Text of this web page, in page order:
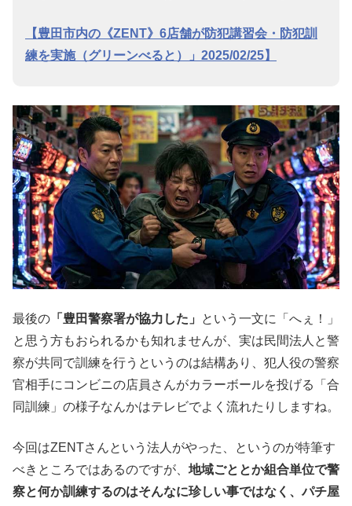
【豊田市内の《ZENT》6店舗が防犯講習会・防犯訓
練を実施（グリーンべると）」2025/02/25】
最後の 「豊田警察署が協力した」
という一文に「へぇ！」
と思う方もおられるかも知れませんが、実は民間法人と警
察が共同で訓練を行うというのは結構あり、犯人役の警察
官相手にコンビニの店員さんがカラーボールを投げる「合
同訓練」の様子なんかはテレビでよく流れたりしますね。
今回はZENTさんという法人がやった、というのが特筆す
べきところではあるのですが、 地域ごととか組合単位で警
察と何か訓練するのはそんなに珍しい事ではなく、パチ屋